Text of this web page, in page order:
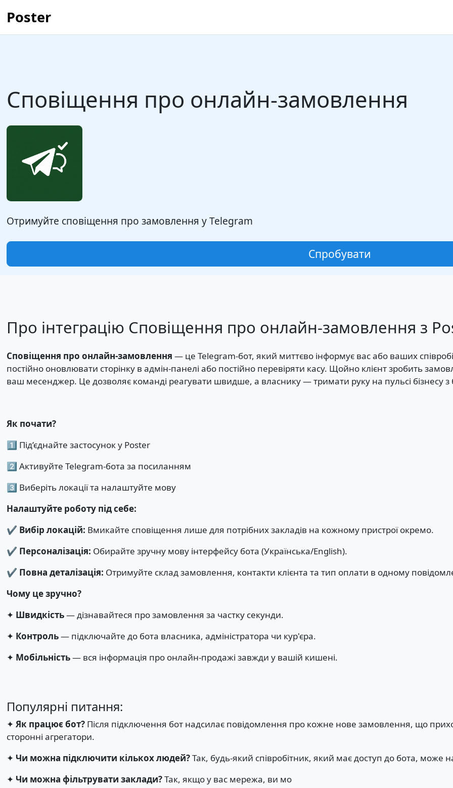
Poster
Сповіщення про онлайн-замовлення
Отримуйте сповіщення про замовлення у Telegram
Спробувати
Про інтеграцію Сповіщення про онлайн-замовлення з
Сповіщення про онлайн-замовлення — це Telegram-бот, який миттєво інформує вас або ваших
постійно оновлювати сторінку в адмін-панелі або постійно перевіряти касу. Щойно клієнт зробить
ваш месенджер. Це дозволяє команді реагувати швидше, а власнику — тримати руку на пульсі бізнесу з
Як почати?
1️⃣ Під’єднайте застосунок у Poster
2️⃣ Активуйте Telegram-бота за посиланням
3️⃣ Виберіть локації та налаштуйте мову
Налаштуйте роботу під себе:
✔️ Вибір локацій: Вмикайте сповіщення лише для потрібних закладів на кожному пристрої окремо.
✔️ Персоналізація: Обирайте зручну мову інтерфейсу бота (Українська/English).
✔️ Повна деталізація: Отримуйте склад замовлення, контакти клієнта та тип оплати в одному
Чому це зручно?
✦ Швидкість— дізнавайтеся про замовлення за частку секунди.
✦ Контроль— підключайте до бота власника, адміністратора чи кур'єра.
✦ Мобільність— вся інформація про онлайн-продажі завжди у вашій кишені.
Популярні питання:
✦ Як працює бот?Після підключення бот надсилає повідомлення про кожне нове замовлення, що
сторонні агрегатори.
✦ Чи можна підключити кількох людей?Так, будь-який співробітник, який має доступ до бота, може
✦ Чи можна фільтрувати заклади?Так, якщо у вас мережа, ви мо